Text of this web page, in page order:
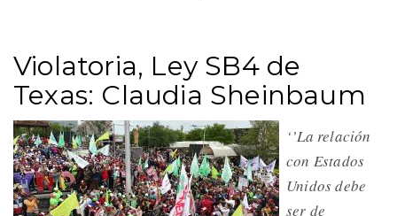
Violatoria, Ley SB4 de
Texas: Claudia Sheinbaum
‘’La relación
con Estados
Unidos debe
ser de